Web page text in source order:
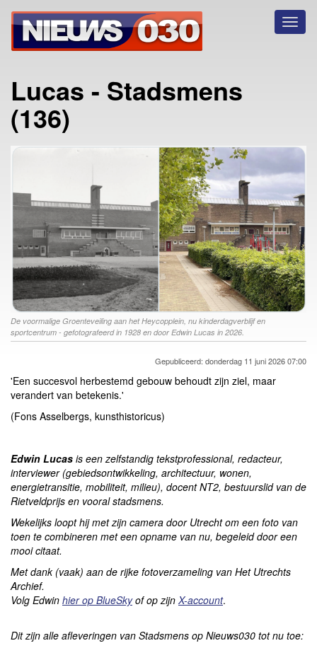
Lucas - Stadsmens
(136)
De voormalige Groenteveiling aan het Heycopplein, nu kinderdagverblijf en
sportcentrum - gefotografeerd in 1928 en door Edwin Lucas in 2026.
Gepubliceerd: donderdag 11 juni 2026 07:00
'Een succesvol herbestemd gebouw behoudt zijn ziel, maar
verandert van betekenis.'
(Fons Asselbergs, kunsthistoricus)
Edwin Lucas is een zelfstandig tekstprofessional, redacteur,
interviewer (gebiedsontwikkeling, architectuur, wonen,
energietransitie, mobiliteit, milieu), docent NT2, bestuurslid van de
Rietveldprijs en vooral stadsmens.
Wekelijks loopt hij met zijn camera door Utrecht om een foto van
toen te combineren met een opname van nu, begeleid door een
mooi citaat.
Met dank (vaak) aan de rijke fotoverzameling van Het Utrechts
Archief.
Volg Edwin hier op BlueSkyof op zijn X-account.
Dit zijn alle afleveringen van Stadsmens op Nieuws030 tot nu toe: